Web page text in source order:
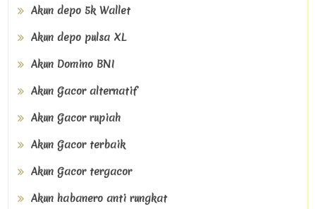
Akun depo 5k Wallet
Akun depo pulsa XL
Akun Domino BNI
Akun Gacor alternatif
Akun Gacor rupiah
Akun Gacor terbaik
Akun Gacor tergacor
Akun habanero anti rungkat